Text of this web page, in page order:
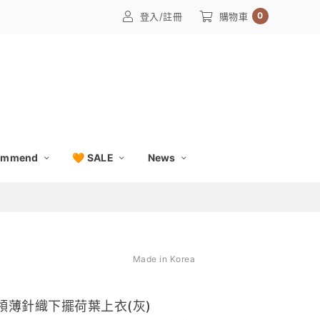
登入/註冊 購物車 0
🧡 SALE News
Made in Korea
薄針織下擺荷葉上衣(灰)